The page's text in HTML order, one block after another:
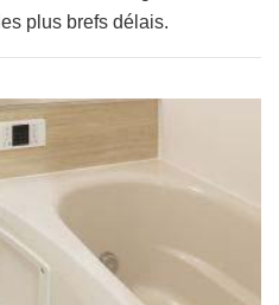
plus brefs délais.